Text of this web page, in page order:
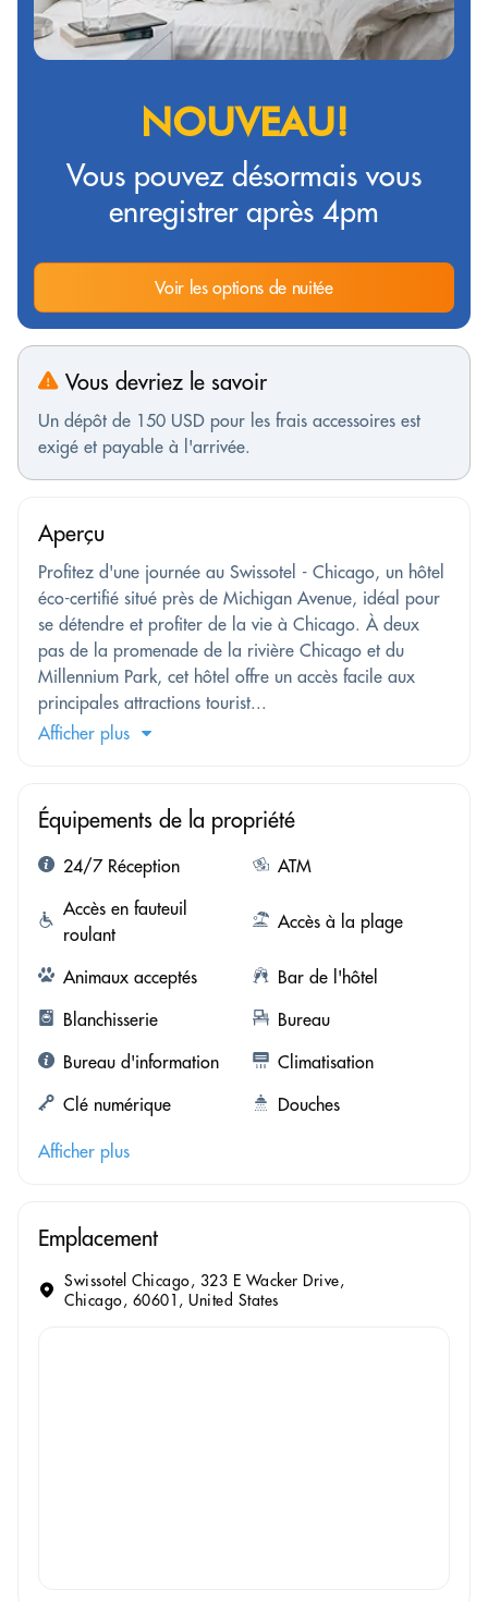
NOUVEAU!
Vous pouvez désormais vous
enregistrer après 4pm
Voir les options de nuitée
Vous devriez le savoir
Un dépôt de 150 USD pour les frais accessoires est
exigé et payable à l'arrivée.
Aperçu
Profitez d'une journée au Swissotel - Chicago, un hôtel
éco-certifié situé près de Michigan Avenue, idéal pour
se détendre et profiter de la vie à Chicago. À deux
pas de la promenade de la rivière Chicago et du
Millennium Park, cet hôtel offre un accès facile aux
principales attractions tourist...
Afficher plus
Équipements de la propriété
24/7 Réception
ATM
Accès en fauteuil
roulant
Accès à la plage
Animaux acceptés
Bar de l'hôtel
Blanchisserie
Bureau
Bureau d'information
Climatisation
Clé numérique
Douches
Afficher plus
Emplacement
Swissotel Chicago, 323 E Wacker Drive,
Chicago, 60601, United States